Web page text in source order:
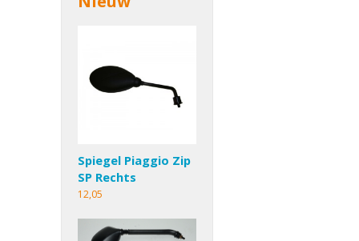
Spiegel Piaggio Zip
SP Rechts
12,05